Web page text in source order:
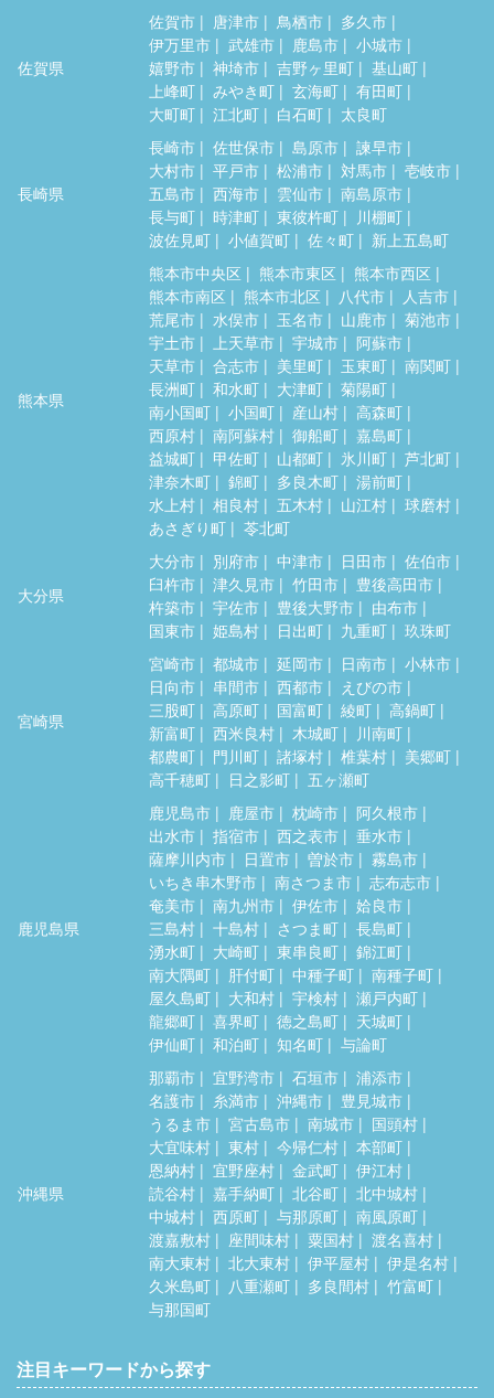
佐賀県
佐賀市 唐津市 鳥栖市
多久市
伊万里市
武雄市 鹿島市
小城市
嬉野市
神埼市 吉野ヶ里町
基山町
上峰町
みやき町 玄海町
有田町
大町町
江北町 白石町 太良町
長崎県
長崎市 佐世保市 島原市
諫早市
大村市
平戸市 松浦市 対馬市
壱岐市
五島市
西海市 雲仙市
南島原市
長与町
時津町 東彼杵町
川棚町
波佐見町
小値賀町 佐々町 新上五島町
熊本県
熊本市中央区 熊本市東区
熊本市西区
熊本市南区
熊本市北区 八代市
人吉市
荒尾市
水俣市 玉名市 山鹿市
菊池市
宇土市
上天草市 宇城市
阿蘇市
天草市
合志市 美里町 玉東町
南関町
長洲町
和水町 大津町
菊陽町
南小国町
小国町 産山村
高森町
西原村
南阿蘇村 御船町
嘉島町
益城町
甲佐町 山都町 氷川町
芦北町
津奈木町
錦町 多良木町
湯前町
水上村
相良村 五木村 山江村
球磨村
あさぎり町
苓北町
大分県
大分市 別府市 中津市 日田市
佐伯市
臼杵市
津久見市 竹田市
豊後高田市
杵築市
宇佐市 豊後大野市
由布市
国東市
姫島村 日出町 九重町 玖珠町
宮崎県
宮崎市 都城市 延岡市 日南市
小林市
日向市
串間市 西都市
えびの市
三股町
高原町 国富町 綾町
高鍋町
新富町
西米良村 木城町
川南町
都農町
門川町 諸塚村 椎葉村
美郷町
高千穂町
日之影町 五ヶ瀬町
鹿児島県
鹿児島市 鹿屋市 枕崎市
阿久根市
出水市
指宿市 西之表市
垂水市
薩摩川内市
日置市 曽於市
霧島市
いちき串木野市
南さつま市
志布志市
奄美市
南九州市 伊佐市
姶良市
三島村
十島村 さつま町
長島町
湧水町
大崎町 東串良町
錦江町
南大隅町
肝付町 中種子町
南種子町
屋久島町
大和村 宇検村
瀬戸内町
龍郷町
喜界町 徳之島町
天城町
伊仙町
和泊町 知名町 与論町
沖縄県
那覇市 宜野湾市 石垣市
浦添市
名護市
糸満市 沖縄市
豊見城市
うるま市
宮古島市 南城市
国頭村
大宜味村
東村 今帰仁村
本部町
恩納村
宜野座村 金武町
伊江村
読谷村
嘉手納町 北谷町
北中城村
中城村
西原町 与那原町
南風原町
渡嘉敷村
座間味村 粟国村
渡名喜村
南大東村
北大東村 伊平屋村
伊是名村
久米島町
八重瀬町 多良間村
竹富町
与那国町
注目キーワードから探す